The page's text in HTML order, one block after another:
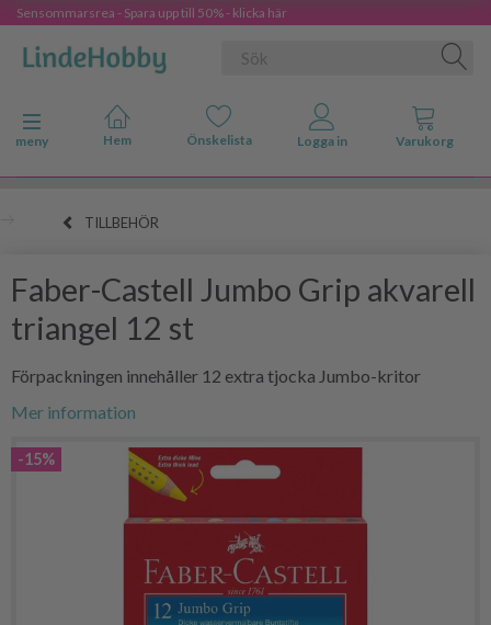
Sensommarsrea - Spara upp till 50% - klicka här
Ändra navigering
meny
TILLBEHÖR
Faber-Castell Jumbo Grip akvarell
triangel 12 st
Förpackningen innehåller 12 extra tjocka Jumbo-kritor
Mer information
-15%